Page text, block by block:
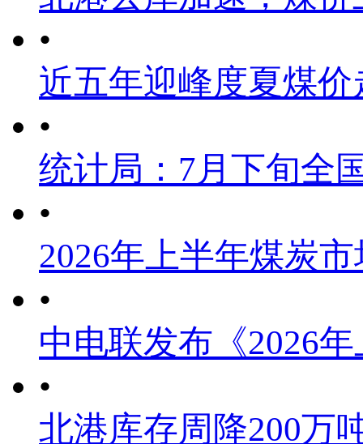
•
近五年迎峰度夏煤价
•
统计局：7月下旬全
•
2026年上半年煤炭
•
中电联发布《2026
•
北港库存周降200万